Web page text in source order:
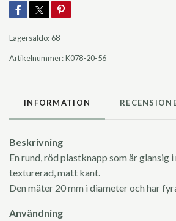
Lagersaldo:68
Artikelnummer:K078-20-56
INFORMATION
Beskrivning
En rund, röd plastknapp som är glansig
texturerad, matt kant.
Den mäter 20 mm i diameter och har
Användning